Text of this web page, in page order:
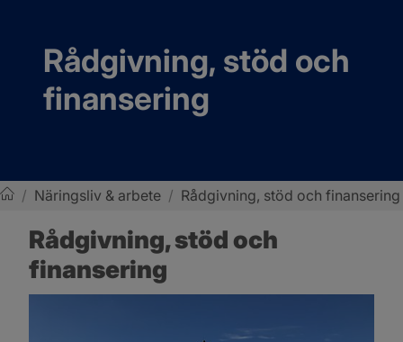
Rådgivning, stöd och
finansering
/ Näringsliv & arbete / Rådgivning, stöd och finansering
Rådgivning, stöd och
finansering